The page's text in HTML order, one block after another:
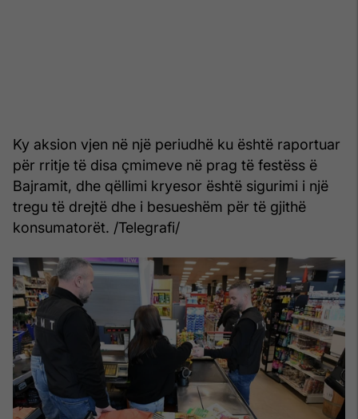
Ky aksion vjen në një periudhë ku është raportuar
për rritje të disa çmimeve në prag të festëss ë
Bajramit, dhe qëllimi kryesor është sigurimi i një
tregu të drejtë dhe i besueshëm për të gjithë
konsumatorët. /Telegrafi/